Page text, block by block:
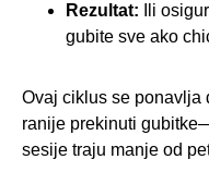
Rezultat: Ili
gubite sve ako
Ovaj ciklus se ponavlja
ranije prekinuti
sesije traju manje od